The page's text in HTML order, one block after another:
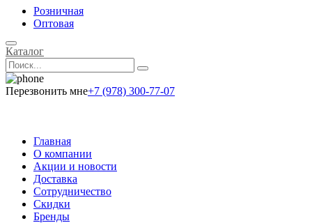
Розничная
Оптовая
Каталог
Перезвонить мне+7 (978) 300-77-07
Главная
О компании
Акции и новости
Доставка
Сотрудничество
Скидки
Бренды